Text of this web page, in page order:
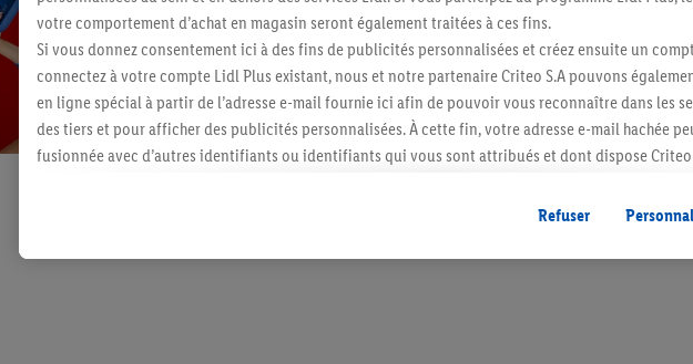
Abonnez-vous à la newsletter
S'abonner
votre comportement d’achat en magasin seront également traitées à ces fins.
Si vous donnez consentement ici à des fins de publicités personnalisées et créez ensuite un
connectez à votre compte Lidl Plus existant, nous et notre partenaire Criteo S.A pouvons
en ligne spécial à partir de l’adresse e-mail fournie ici afin de pouvoir vous reconnaître dans les
des tiers et pour afficher des publicités personnalisées. À cette fin, votre adresse e-mail hachée
fusionnée avec d’autres identifiants ou identifiants qui vous sont attribués et dont dispose Criteo
vous avez montré de l’intérêt (par exemple en plaçant le produit dans un panier d’un webshop
l’achat) peuvent également être affichées sur plusieurs apppareils et plusieurs services de Lidl si
plusieurs services de Lidl peuvent vous être attribués en utilisant votre adresse e-mail hachée et,
Refuser